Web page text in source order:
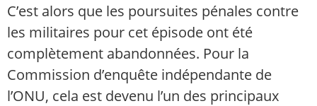
C’est alors que les poursuites pénales contre
les militaires pour cet épisode ont été
complètement abandonnées. Pour la
Commission d’enquête indépendante de
l’ONU, cela est devenu l’un des principaux